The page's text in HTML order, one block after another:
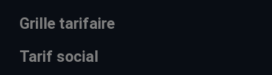
Grille tarifaire
Tarif social